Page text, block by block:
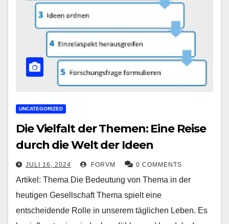
UNCATEGORIZED
Die Vielfalt der Themen: Eine Reise
durch die Welt der Ideen
JULI 16, 2024 FORVM 0 COMMENTS
Artikel: Thema Die Bedeutung von Thema in der
heutigen Gesellschaft Thema spielt eine
entscheidende Rolle in unserem täglichen Leben. Es